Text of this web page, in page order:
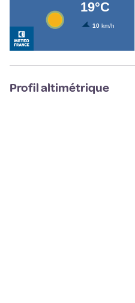
Profil altimétrique